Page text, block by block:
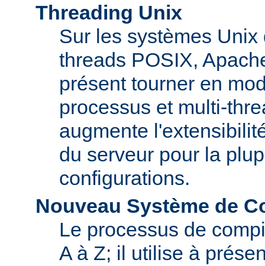
Threading Unix
Sur les systèmes
threads POSIX,
présent tourner en
processus et multi-
augmente
du serveur pour la
configurations.
Nouveau Système de
Le processus de
A à Z; il utilise à